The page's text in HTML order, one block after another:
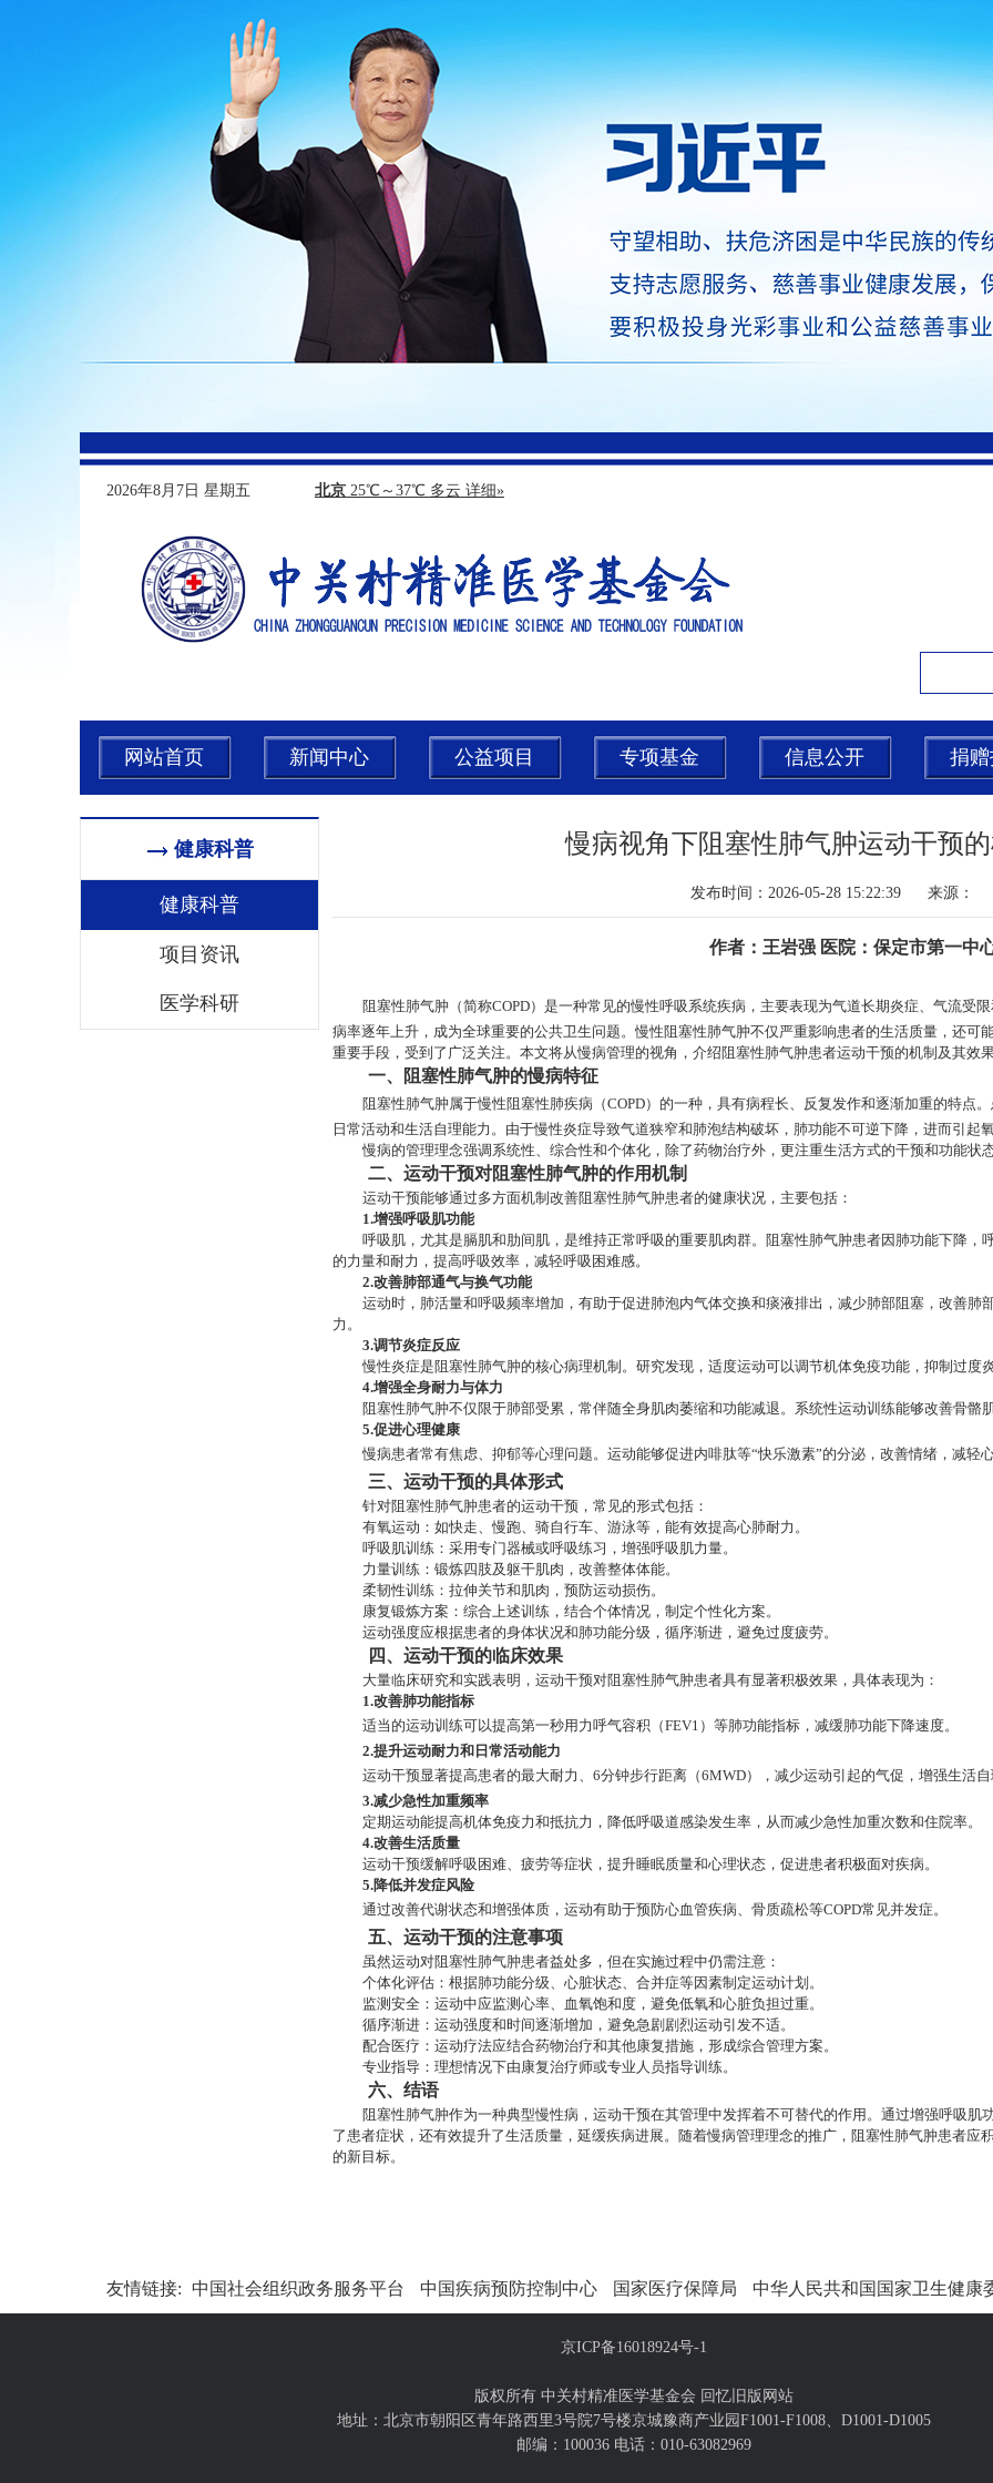
2026年8月7日 星期五
网站首页 新闻中心 公益项目 专项基金 信息公开 捐
健康科普
健康科普
项目资讯
医学科研
慢病视角下阻塞性肺气肿运动干预
发布时间：2026-05-28 15:22:39 来源：
作者：王岩强 医院：保定市第一中
阻塞性肺气肿（简称COPD）是一种常见的慢性呼吸系统疾病，主要表现为气道长期炎症、气流受
病率逐年上升，成为全球重要的公共卫生问题。慢性阻塞性肺气肿不仅严重影响患者的生活质量，还可
重要手段，受到了广泛关注。本文将从慢病管理的视角，介绍阻塞性肺气肿患者运动干预的机制及其效
一、阻塞性肺气肿的慢病特征
阻塞性肺气肿属于慢性阻塞性肺疾病（COPD）的一种，具有病程长、反复发作和逐渐加重的特点
日常活动和生活自理能力。由于慢性炎症导致气道狭窄和肺泡结构破坏，肺功能不可逆下降，进而引起
慢病的管理理念强调系统性、综合性和个体化，除了药物治疗外，更注重生活方式的干预和功能状
二、运动干预对阻塞性肺气肿的作用机制
运动干预能够通过多方面机制改善阻塞性肺气肿患者的健康状况，主要包括：
1.增强呼吸肌功能
呼吸肌，尤其是膈肌和肋间肌，是维持正常呼吸的重要肌肉群。阻塞性肺气肿患者因肺功能下降
的力量和耐力，提高呼吸效率，减轻呼吸困难感。
2.改善肺部通气与换气功能
运动时，肺活量和呼吸频率增加，有助于促进肺泡内气体交换和痰液排出，减少肺部阻塞，改善
力。
3.调节炎症反应
慢性炎症是阻塞性肺气肿的核心病理机制。研究发现，适度运动可以调节机体免疫功能，抑制过度
4.增强全身耐力与体力
阻塞性肺气肿不仅限于肺部受累，常伴随全身肌肉萎缩和功能减退。系统性运动训练能够改善骨骼
5.促进心理健康
慢病患者常有焦虑、抑郁等心理问题。运动能够促进内啡肽等“快乐激素”的分泌，改善情绪，减轻
三、运动干预的具体形式
针对阻塞性肺气肿患者的运动干预，常见的形式包括：
有氧运动：如快走、慢跑、骑自行车、游泳等，能有效提高心肺耐力。
呼吸肌训练：采用专门器械或呼吸练习，增强呼吸肌力量。
力量训练：锻炼四肢及躯干肌肉，改善整体体能。
柔韧性训练：拉伸关节和肌肉，预防运动损伤。
康复锻炼方案：综合上述训练，结合个体情况，制定个性化方案。
运动强度应根据患者的身体状况和肺功能分级，循序渐进，避免过度疲劳。
四、运动干预的临床效果
大量临床研究和实践表明，运动干预对阻塞性肺气肿患者具有显著积极效果，具体表现为：
1.改善肺功能指标
适当的运动训练可以提高第一秒用力呼气容积（FEV1）等肺功能指标，减缓肺功能下降速度。
2.提升运动耐力和日常活动能力
运动干预显著提高患者的最大耐力、 6分钟步行距离（6MWD），减少运动引起的气促，增强生活自
3.减少急性加重频率
定期运动能提高机体免疫力和抵抗力，降低呼吸道感染发生率，从而减少急性加重次数和住院率。
4.改善生活质量
运动干预缓解呼吸困难、疲劳等症状，提升睡眠质量和心理状态，促进患者积极面对疾病。
5.降低并发症风险
通过改善代谢状态和增强体质，运动有助于预防心血管疾病、骨质疏松等COPD常见并发症。
五、运动干预的注意事项
虽然运动对阻塞性肺气肿患者益处多，但在实施过程中仍需注意：
个体化评估：根据肺功能分级、心脏状态、合并症等因素制定运动计划。
监测安全：运动中应监测心率、血氧饱和度，避免低氧和心脏负担过重。
循序渐进：运动强度和时间逐渐增加，避免急剧剧烈运动引发不适。
配合医疗：运动疗法应结合药物治疗和其他康复措施，形成综合管理方案。
专业指导：理想情况下由康复治疗师或专业人员指导训练。
六、结语
阻塞性肺气肿作为一种典型慢性病，运动干预在其管理中发挥着不可替代的作用。通过增强呼吸
了患者症状，还有效提升了生活质量，延缓疾病进展。随着慢病管理理念的推广，阻塞性肺气肿患者
的新目标。
友情链接: 中国社会组织政务服务平台 中国疾病预防控制中心 国家医疗保障局 中华人民共和国国家卫生健康
京ICP备16018924号-1
版权所有 中关村精准医学基金会 回忆旧版网站
地址：北京市朝阳区青年路西里3号院7号楼京城豫商产业园F1001-F1008、D1001-D1005
邮编：100036 电话：010-63082969